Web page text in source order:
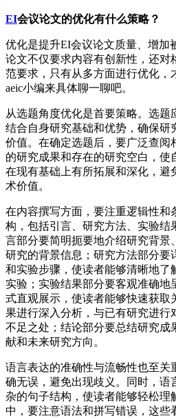
EI会议论文的优化有什么策略？
优化是提升EI会议论文质量、增加
论文不仅要求内容有创新性，还对
范要求，只有从多方面进行优化，
aeic小编来具体聊一聊吧。
从选题角度优化是首要策略。选题
结合自身研究基础和优势，确保研
价值。在确定选题后，要广泛查阅
的研究成果和存在的研究空白，使
在现有基础上有所拓展和深化，避
术价值。
在内容撰写方面，要注重逻辑性和
构，包括引言、研究方法、实验结
言部分要简明扼要地介绍研究背景
研究的背景信息；研究方法部分要
和实验步骤，使读者能够清晰地了
实验；实验结果部分要客观准确地
式直观展示，使读者能够快速获取
果进行深入分析，与已有研究进行
不足之处；结论部分要总结研究成
献和未来研究方向。
语言表达的准确性与流畅性也至关
确无误，避免出现歧义。同时，语
杂的句子结构，使读者能够轻松理
中，要注意语法和拼写错误，这些